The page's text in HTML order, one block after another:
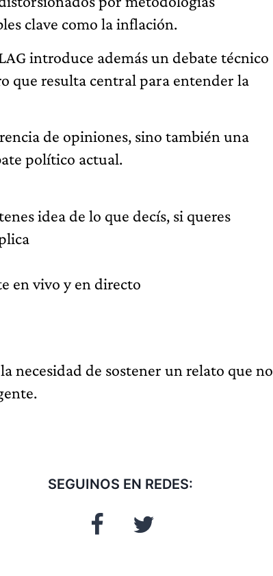
clave como la inflación.
introduce además un debate técnico
que resulta central para entender la
de opiniones, sino también una
político actual.
idea de lo que decís, si queres
en vivo y en directo
necesidad de sostener un relato que no
SEGUINOS EN REDES: